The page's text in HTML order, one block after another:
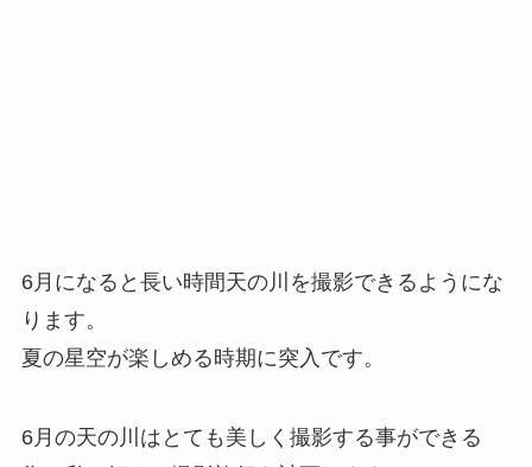
6月になると長い時間天の川を撮影できるようにな
ります。
夏の星空が楽しめる時期に突入です。
6月の天の川はとても美しく撮影する事ができる